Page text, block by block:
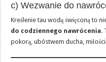
c) Wezwanie do
Kreślenie tau wodą święconą to
do codziennego nawrócenia.
pokorą, ubóstwem ducha,